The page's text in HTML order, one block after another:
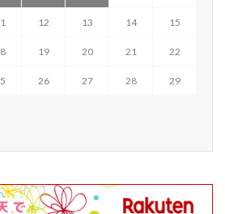
12 13 14 15
19 20 21 22
26 27 28 29